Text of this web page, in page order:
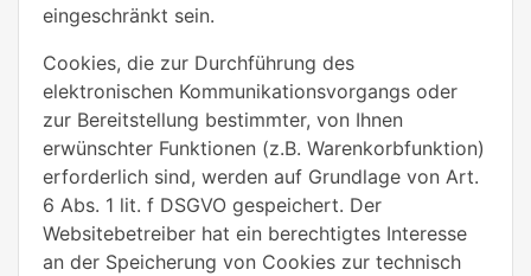
eingeschränkt sein.
Cookies, die zur Durchführung des
elektronischen Kommunikationsvorgangs oder
zur Bereitstellung bestimmter, von Ihnen
erwünschter Funktionen (z.B. Warenkorbfunktion)
erforderlich sind, werden auf Grundlage von Art.
6 Abs. 1 lit. f DSGVO gespeichert. Der
Websitebetreiber hat ein berechtigtes Interesse
an der Speicherung von Cookies zur technisch